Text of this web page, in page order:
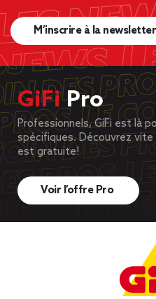
M’inscrire à la newsletter
GiFiPro
Professionnels, GiFi est là
spécifiques. Découvrez
est gratuite!
Voir l’offre Pro